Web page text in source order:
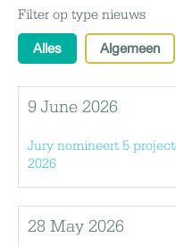
Filter op type nieuws
Alles Algemeen
9 June 2026
Jury nomineert 5
2026
28 May 2026